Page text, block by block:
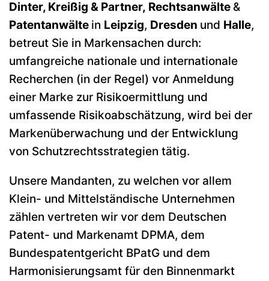
Dinter, Kreißig & Partner, Rechtsanwälte &
Patentanwälte in Leipzig, Dresden und Halle,
betreut Sie in Markensachen durch:
umfangreiche nationale und internationale
Recherchen (in der Regel) vor Anmeldung
einer Marke zur Risikoermittlung und
umfassende Risikoabschätzung, wird bei der
Markenüberwachung und der Entwicklung
von Schutzrechtsstrategien tätig.
Unsere Mandanten, zu welchen vor allem
Klein- und Mittelständische Unternehmen
zählen vertreten wir vor dem Deutschen
Patent- und Markenamt DPMA, dem
Bundespatentgericht BPatG und dem
Harmonisierungsamt für den Binnenmarkt